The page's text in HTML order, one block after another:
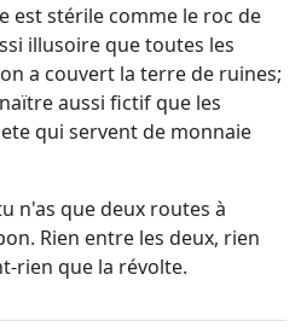
est stérile comme le roc de
illusoire que toutes les
a couvert la terre de ruines;
aussi fictif que les
qui servent de monnaie
n'as que deux routes à
Rien entre les deux, rien
rien que la révolte.